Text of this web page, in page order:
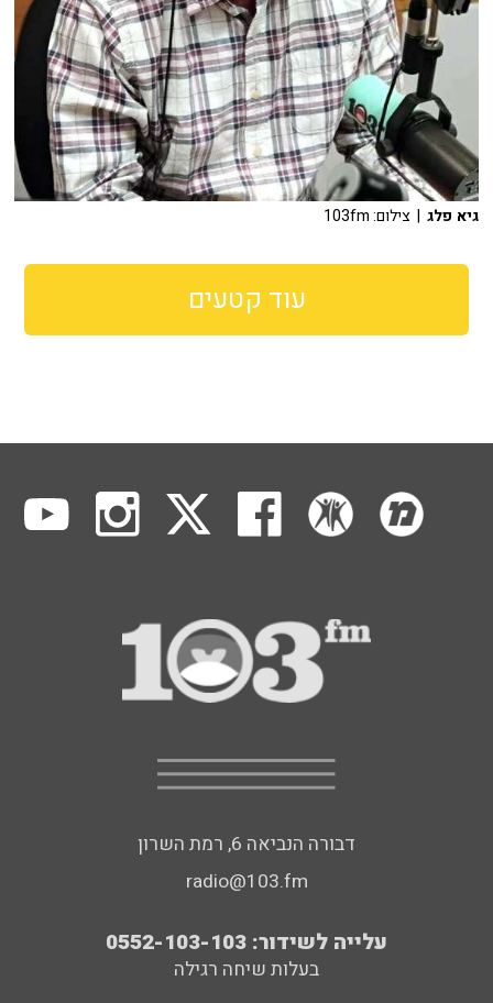
גיא פלג | צילום: 103fm
עוד קטעים
דבורה הנביאה 6, רמת השרון
radio@103.fm
עלייה לשידור: 0552-103-103
בעלות שיחה רגילה